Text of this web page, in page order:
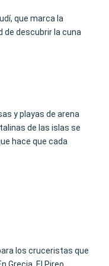
que marca la
de descubrir la cuna
y playas de arena
de las islas se
hace que cada
los cruceristas que